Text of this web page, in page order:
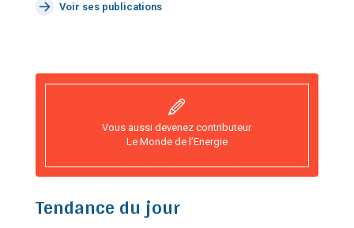
Voir ses publications
Vous aussi devenez contributeur
Le Monde de l’Energie
Tendance du jour